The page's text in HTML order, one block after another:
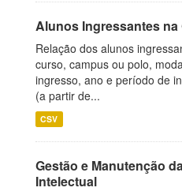
Alunos Ingressantes na
Relação dos alunos
curso, campus ou polo,
ingresso, ano e período de
(a partir de...
CSV
Gestão e Manutenção
Intelectual